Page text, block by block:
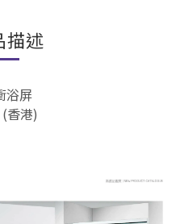
描述
浴屏
香港)